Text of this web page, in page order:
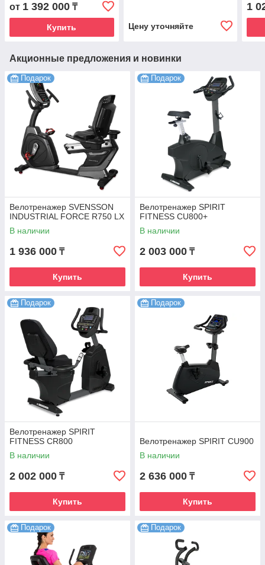
от 1 392 000 ₸
Купить Цену уточняйте
1
Акционные предложения и новинки
Подарок
Велотренажер SVENSSON
INDUSTRIAL FORCE R750 LX
В наличии
1 936 000 ₸
Купить
Подарок
Велотренажер SPIRIT
FITNESS CU800+
В наличии
2 003 000 ₸
Купить
Подарок
Велотренажер SPIRIT
FITNESS CR800
В наличии
2 002 000 ₸
Купить
Подарок
Велотренажер SPIRIT CU900
В наличии
2 636 000 ₸
Купить
Подарок Подарок